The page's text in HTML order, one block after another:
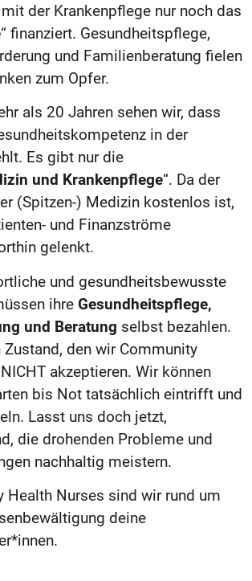
der Krankenpflege nur noch das
“ finanziert. Gesundheitspflege,
und Familienberatung fielen
zum Opfer.
als 20 Jahren sehen wir, dass
in der
Es gibt nur die
und Krankenpflege“. Da der
(Spitzen-) Medizin kostenlos ist,
und Finanzströme
gelenkt.
und gesundheitsbewusste
ihre Gesundheitspflege,
und Beratung selbst bezahlen.
den wir Community
akzeptieren. Wir können
bis Not tatsächlich eintrifft und
Lasst uns doch jetzt,
die drohenden Probleme und
nachhaltig meistern.
Health Nurses sind wir rund um
deine